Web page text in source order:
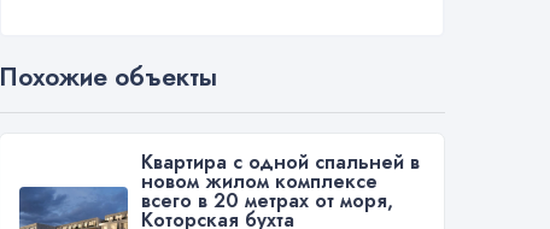
Похожие объекты
Квартира с одной спальней в
новом жилом комплексе
всего в 20 метрах от моря,
Которская бухта